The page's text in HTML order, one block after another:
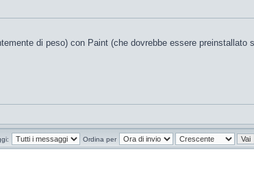
di peso) con Paint (che dovrebbe essere preinstallato
Ordina per